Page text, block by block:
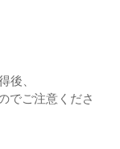
後、
でご注意くださ